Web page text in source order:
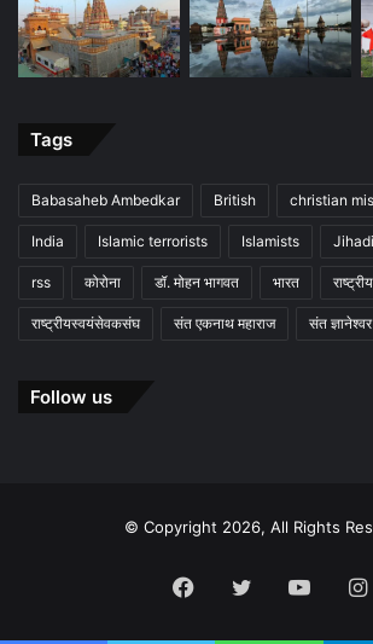
Tags
Babasaheb Ambedkar British christian
India Islamic terrorists Islamists Jihadi
rss कोरोना डॉ. मोहन भागवत भारत
राष्ट्रीयस्वयंसेवकसंघ संत एकनाथ महाराज संत
Follow us
© Copyright 2026, All Rights
Facebook
Twitter